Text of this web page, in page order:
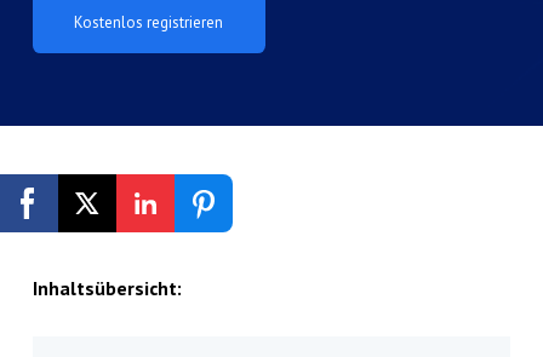
Kostenlos registrieren
Inhaltsübersicht: